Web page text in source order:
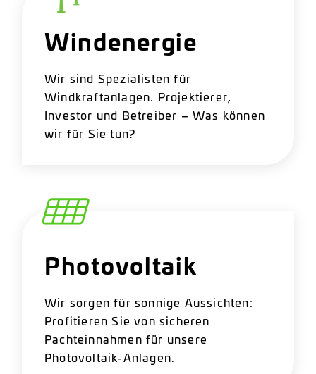
Windenergie
Wir sind Spezialisten für
Windkraftanlagen. Projektierer,
Investor und Betreiber – Was können
wir für Sie tun?
Photovoltaik
Wir sorgen für sonnige Aussichten:
Profitieren Sie von sicheren
Pachteinnahmen für unsere
Photovoltaik-Anlagen.